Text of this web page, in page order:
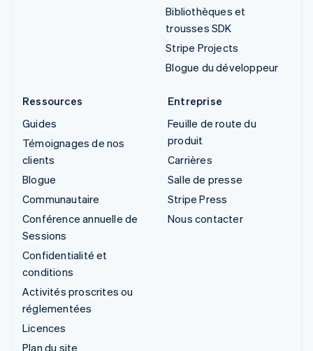
Bibliothèques et
trousses SDK
Stripe Projects
Blogue du développeur
Ressources
Guides
Témoignages de nos
clients
Blogue
Communautaire
Conférence annuelle de
Sessions
Confidentialité et
conditions
Activités proscrites ou
réglementées
Licences
Plan du site
Entreprise
Feuille de route du
produit
Carrières
Salle de presse
Stripe Press
Nous contacter